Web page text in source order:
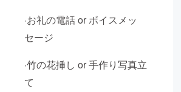
·お礼の電話 or ボイスメッ
セージ
·竹の花挿し or 手作り写真立
て